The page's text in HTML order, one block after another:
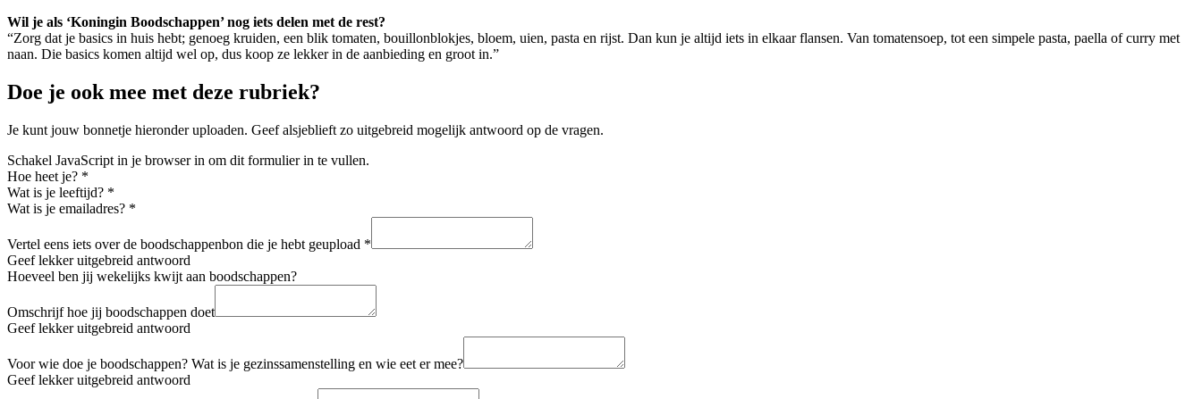
Wil je als ‘Koningin Boodschappen’ nog iets delen met de rest?
“Zorg dat je basics in huis hebt; genoeg kruiden, een blik tomaten, bouillonblokjes, bloem, uien, pasta en rijst. Dan kun je altijd iets in elkaar flansen. Van tomatensoep, tot een simpele pasta, paella of curry met
naan. Die basics komen altijd wel op, dus koop ze lekker in de aanbieding en groot in.”
Doe je ook mee met deze rubriek?
Je kunt jouw bonnetje hieronder uploaden. Geef alsjeblieft zo uitgebreid mogelijk antwoord op de vragen.
Schakel JavaScript in je browser in om dit formulier in te vullen.
Hoe heet je? *
Wat is je leeftijd? *
Wat is je emailadres? *
Vertel eens iets over de boodschappenbon die je hebt geupload *
Geef lekker uitgebreid antwoord
Hoeveel ben jij wekelijks kwijt aan boodschappen?
Omschrijf hoe jij boodschappen doet
Geef lekker uitgebreid antwoord
Voor wie doe je boodschappen? Wat is je gezinssamenstelling en wie eet er mee?
Geef lekker uitgebreid antwoord